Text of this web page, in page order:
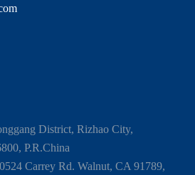
District, Rizhao City,
P.R.China
Carrey Rd. Walnut, CA 91789,